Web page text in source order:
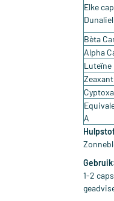
Elke
Bèta
Alpha
Luteïne
A
1-2